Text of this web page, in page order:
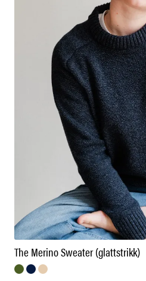
The Merino Sweater (glattstrikk)